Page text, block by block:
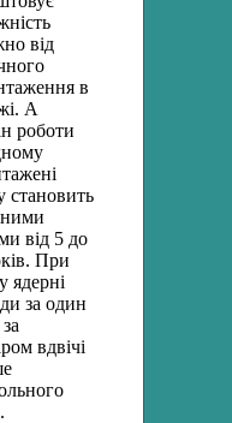
від
в
А
роботи
становить
від 5 до
При
ядерні
за один
вдвічі